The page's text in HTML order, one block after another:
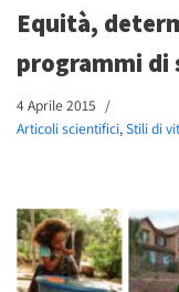
Equità,
programmi di
4 Aprile 2015
Articoli scientifici, Stili di